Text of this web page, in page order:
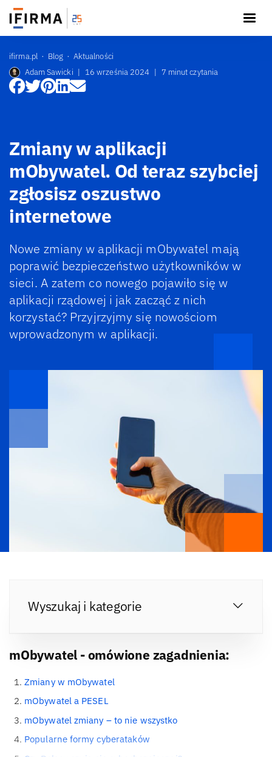
ifirma.pl Blog
Aktualności
Adam Sawicki | 16 września 2024 | 7 minut czytania
Zmiany w aplikacji
mObywatel. Od teraz szybciej
zgłosisz oszustwo
internetowe
Nowe zmiany w aplikacji mObywatel mają
poprawić bezpieczeństwo użytkowników w
sieci. A zatem co nowego pojawiło się w
aplikacji rządowej i jak zacząć z nich
korzystać? Przyjrzyjmy się nowościom
wprowadzonym w aplikacji.
Wyszukaj i kategorie
mObywatel - omówione zagadnienia:
Zmiany w mObywatel
mObywatel a PESEL
mObywatel zmiany – to nie wszystko
Popularne formy cyberataków